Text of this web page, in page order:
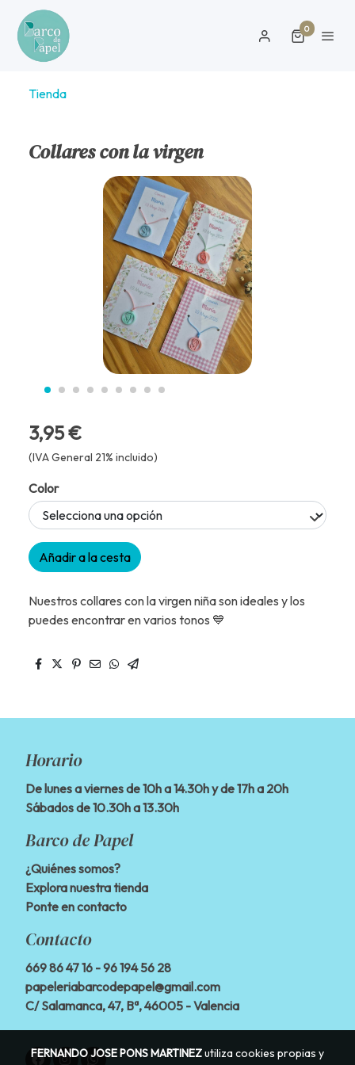
0
Tienda
Collares con la virgen
3,95 €
(IVA General 21% incluido)
Color
Añadir a la cesta
Nuestros collares con la virgen niña son ideales y los
puedes encontrar en varios tonos 💙
Horario
De lunes a viernes de 10h a 14.30h y de 17h a 20h
Sábados de 10.30h a 13.30h
Barco de Papel
¿Quiénes somos?
Explora nuestra tienda
Ponte en contacto
Contacto
669 86 47 16 - 96 194 56 28
papeleriabarcodepapel@gmail.com
C/ Salamanca, 47, Bª, 46005 - Valencia
FERNANDO JOSE PONS MARTINEZutiliza cookies propias y